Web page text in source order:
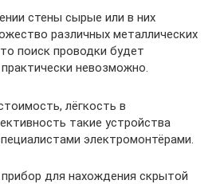
стены сырые или в них
различных металлических
поиск проводки будет
невозможно.
лёгкость в
такие устройства
электромонтёрами.
для нахождения скрытой